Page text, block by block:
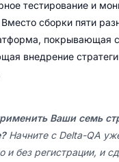
тестирование и
сборки пяти
покрывающая
внедрение
Ваши семь
Начните с Delta-QA
и без регистрации, и